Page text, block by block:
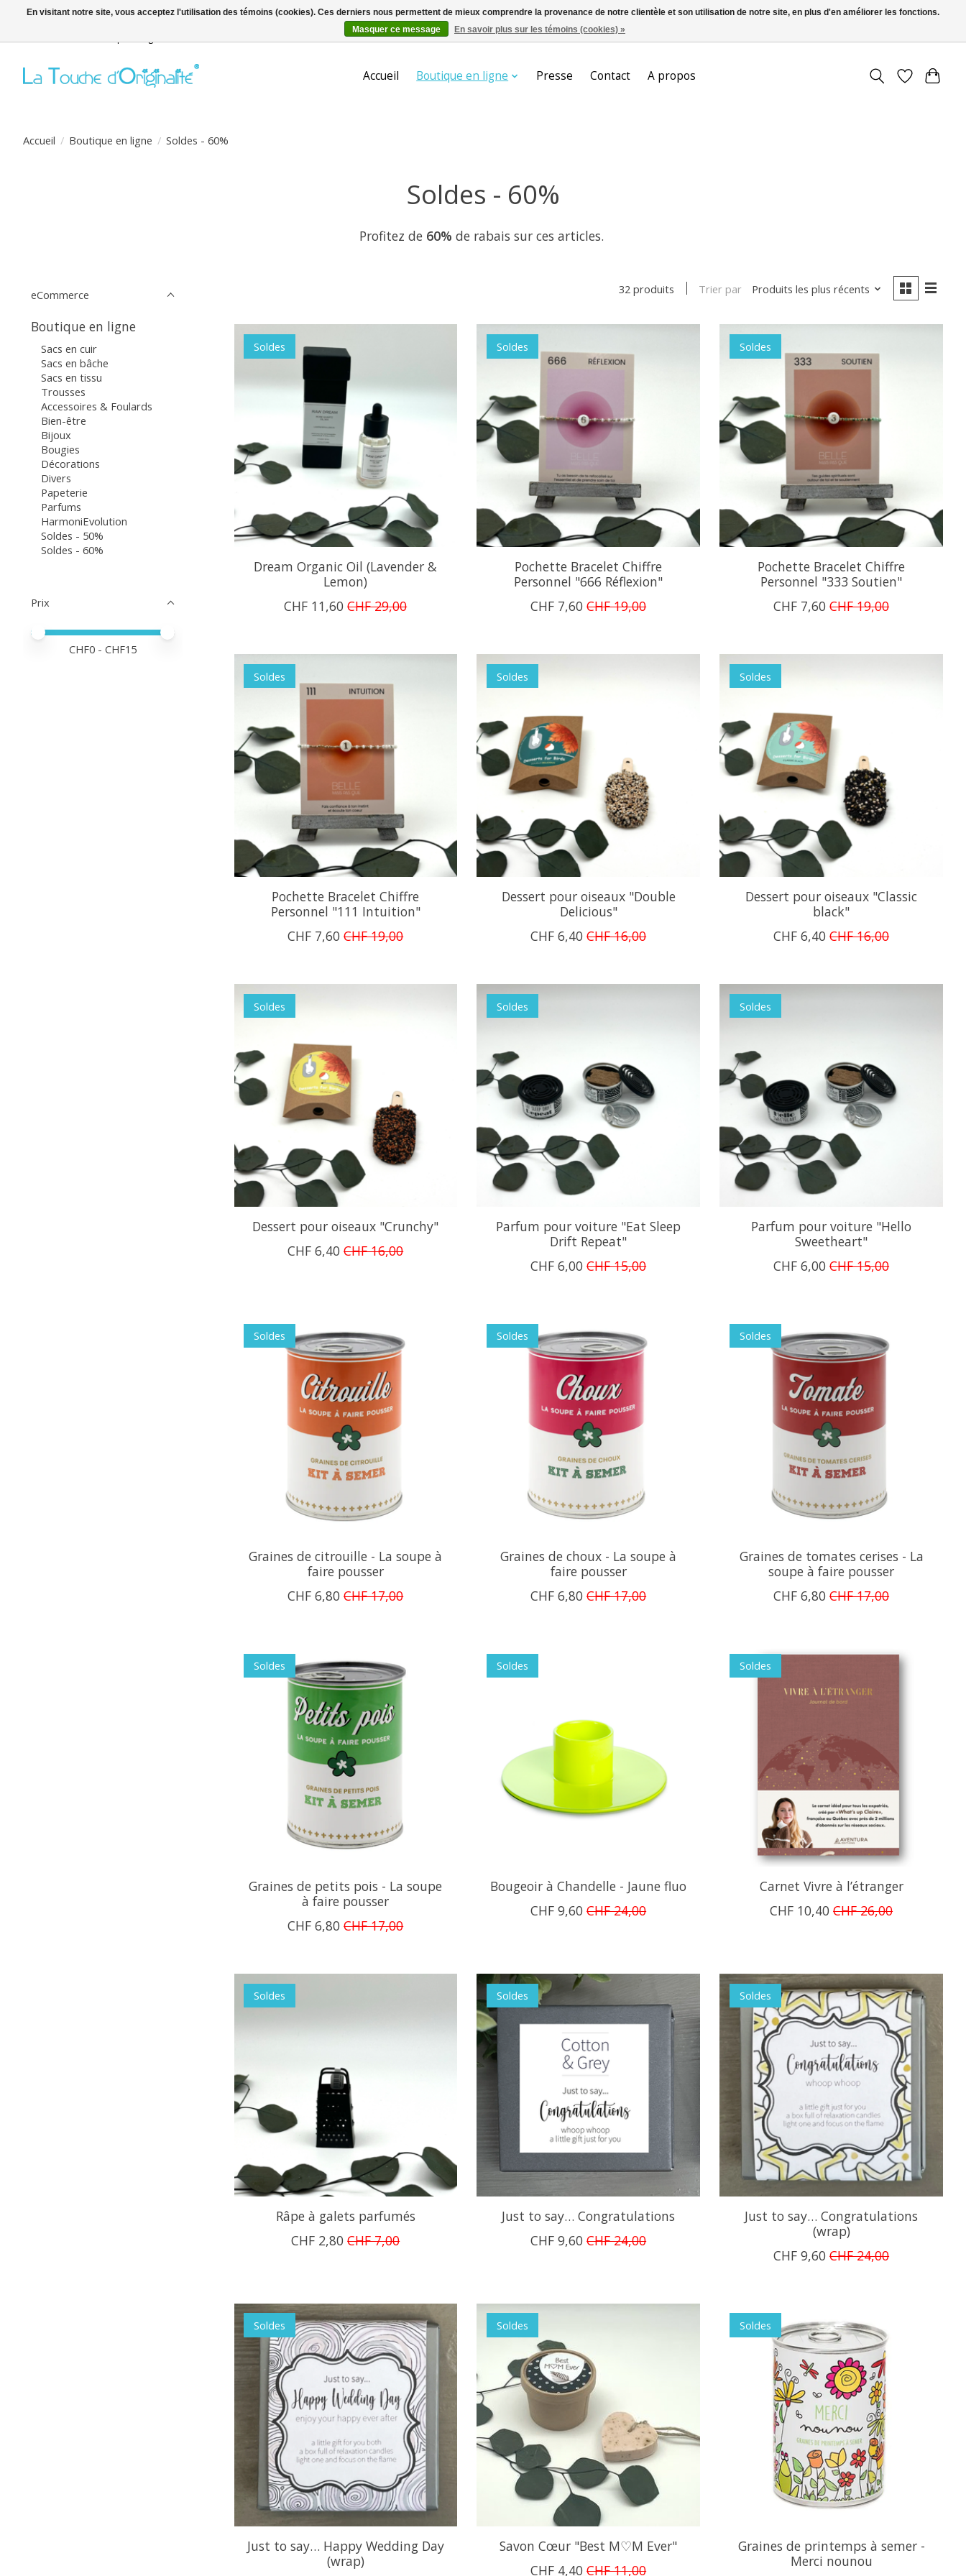
Accueil Boutique en ligne Presse Contact A propos
Accueil / Boutique en ligne / Soldes - 60%
Soldes - 60%
Profitez de 60% de rabais sur ces articles.
eCommerce
Boutique en ligne
Sacs en cuir
Sacs en bâche
Sacs en tissu
Trousses
Accessoires & Foulards
Bien-être
Bijoux
Bougies
Décorations
Divers
Papeterie
Parfums
HarmoniEvolution
Soldes - 50%
Soldes - 60%
Prix
Prix minimum
Price maximum value
CHF0 - CHF15
32 produits Trier par Produits les plus récents
Soldes
Dream Organic Oil (Lavender &
Lemon)
CHF 11,60 CHF 29,00
Soldes
Pochette Bracelet Chiffre
Personnel "666 Réflexion"
CHF 7,60 CHF 19,00
Soldes
Pochette Bracelet Chiffre
Personnel "333 Soutien"
CHF 7,60 CHF 19,00
Soldes
Pochette Bracelet Chiffre
Personnel "111 Intuition"
CHF 7,60 CHF 19,00
Soldes
Dessert pour oiseaux "Double
Delicious"
CHF 6,40 CHF 16,00
Soldes
Dessert pour oiseaux "Classic
black"
CHF 6,40 CHF 16,00
Soldes
Dessert pour oiseaux "Crunchy"
CHF 6,40 CHF 16,00
Soldes
Parfum pour voiture "Eat Sleep
Drift Repeat"
CHF 6,00 CHF 15,00
Soldes
Parfum pour voiture "Hello
Sweetheart"
CHF 6,00 CHF 15,00
Soldes
Graines de citrouille - La soupe à
faire pousser
CHF 6,80 CHF 17,00
Soldes
Graines de choux - La soupe à
faire pousser
CHF 6,80 CHF 17,00
Soldes
Graines de tomates cerises - La
soupe à faire pousser
CHF 6,80 CHF 17,00
Soldes
Graines de petits pois - La soupe
à faire pousser
CHF 6,80 CHF 17,00
Soldes
Bougeoir à Chandelle - Jaune fluo
CHF 9,60 CHF 24,00
Soldes
Carnet Vivre à l’étranger
CHF 10,40 CHF 26,00
Soldes
Râpe à galets parfumés
CHF 2,80 CHF 7,00
Soldes
Just to say… Congratulations
CHF 9,60 CHF 24,00
Soldes
Just to say… Congratulations
(wrap)
CHF 9,60 CHF 24,00
Soldes
Just to say… Happy Wedding Day
(wrap)
Soldes
Savon Cœur "Best M♡M Ever"
CHF 4,40 CHF 11,00
Soldes
Graines de printemps à semer -
Merci nounou
En visitant notre site, vous acceptez l'utilisation des témoins (cookies). Ces derniers nous permettent de mieux comprendre la provenance de notre clientèle et son utilisation de notre site, en plus d'en améliorer les fonctions.
Masquer ce message
En savoir plus sur les témoins (cookies) »